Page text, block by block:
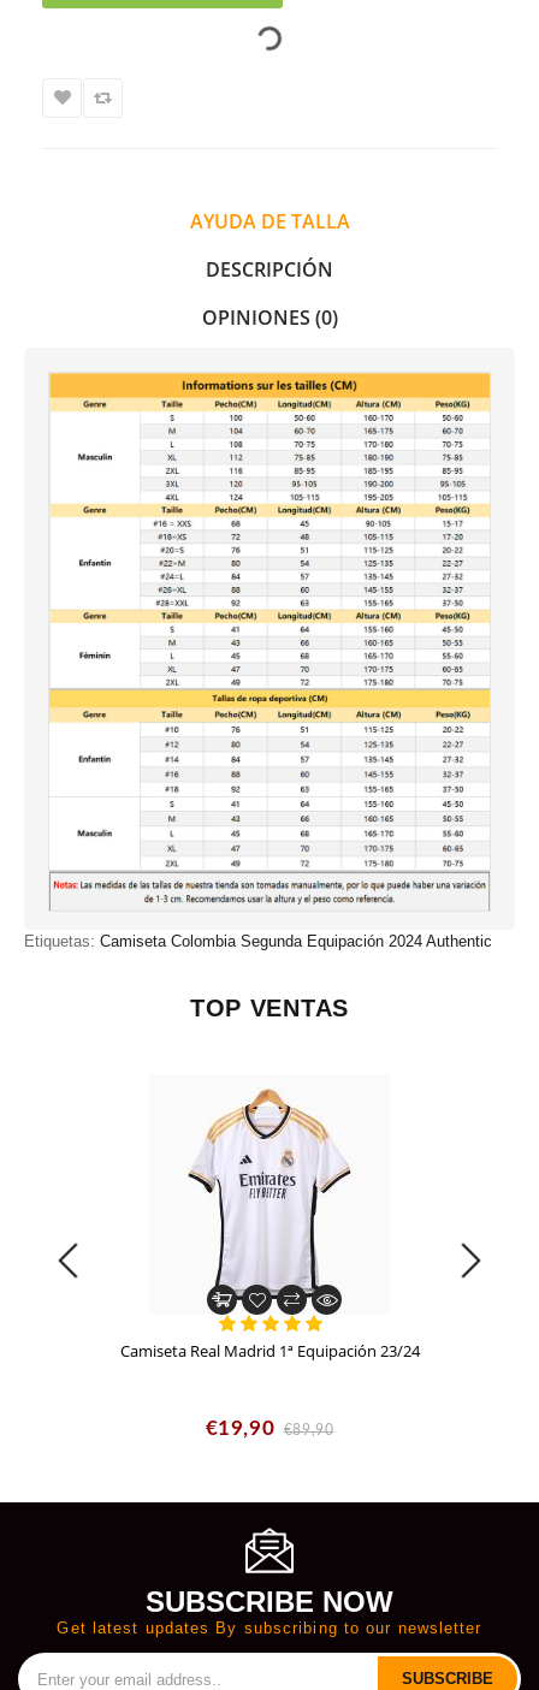
AYUDA DE TALLA
DESCRIPCIÓN
OPINIONES (0)
Etiquetas: Camiseta Colombia Segunda Equipación 2024 Authentic
TOP VENTAS
Camiseta Real Madrid 1ª Equipación 23/24
€19,90 €89,90
SUBSCRIBE NOW
Get latest updates By subscribing to our newsletter
SUBSCRIBE